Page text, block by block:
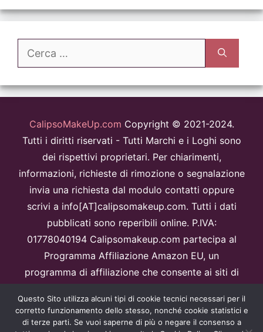
Ricerca
CalipsoMakeUp.com Copyright © 2021-2024.
Tutti i diritti riservati - Tutti Marchi e i Loghi sono
dei rispettivi proprietari. Per chiarimenti,
informazioni, richieste di rimozione o segnalazione
invia una richiesta dal modulo contatti oppure
scrivi a info[AT]calipsomakeup.com. Tutti i dati
pubblicati sono reperibili online. P.IVA:
01778040194 Calipsomakeup.com partecipa al
Programma Affiliazione Amazon EU, un
programma di affiliazione che consente ai siti di
pubblicizzando e fornendo link al sitoAmazon.it.
Disclaimer
Questo Sito utilizza alcuni tipi di cookie tecnici necessari per il
corretto funzionamento dello stesso, nonché cookie statistici e
di terze parti. Se vuoi saperne di più o negare il consenso a